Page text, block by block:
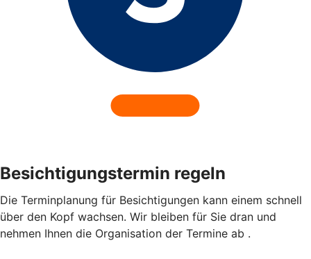
Besichtigungstermin regeln
Die Terminplanung für Besichtigungen kann einem schnell
über den Kopf wachsen. Wir bleiben für Sie dran und
nehmen Ihnen die Organisation der Termine ab .